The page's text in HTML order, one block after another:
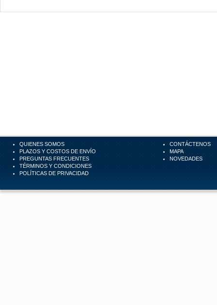
QUIENES SOMOS
PLAZOS Y COSTOS DE ENVÍO
PREGUNTAS FRECUENTES
TÉRMINOS Y CONDICIONES
POLÍTICAS DE PRIVACIDAD
CONTÁCTENOS
MAPA
NOVEDADES